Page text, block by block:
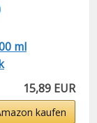
ml
15,89 EUR
kaufen